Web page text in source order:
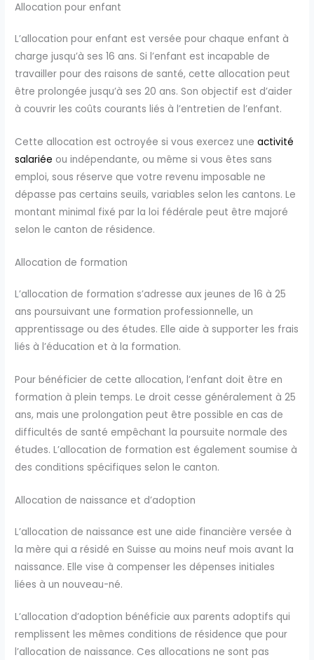
Allocation pour enfant
L’allocation pour enfant est versée pour chaque enfant à
charge jusqu’à ses 16 ans. Si l’enfant est incapable de
travailler pour des raisons de santé, cette allocation peut
être prolongée jusqu’à ses 20 ans. Son objectif est d’aider
à couvrir les coûts courants liés à l’entretien de l’enfant.
Cette allocation est octroyée si vous exercez uneactivité
salariée ou indépendante, ou même si vous êtes sans
emploi, sous réserve que votre revenu imposable ne
dépasse pas certains seuils, variables selon les cantons. Le
montant minimal fixé par la loi fédérale peut être majoré
selon le canton de résidence.
Allocation de formation
L’allocation de formation s’adresse aux jeunes de 16 à 25
ans poursuivant une formation professionnelle, un
apprentissage ou des études. Elle aide à supporter les frais
liés à l’éducation et à la formation.
Pour bénéficier de cette allocation, l’enfant doit être en
formation à plein temps. Le droit cesse généralement à 25
ans, mais une prolongation peut être possible en cas de
difficultés de santé empêchant la poursuite normale des
études. L’allocation de formation est également soumise à
des conditions spécifiques selon le canton.
Allocation de naissance et d’adoption
L’allocation de naissance est une aide financière versée à
la mère qui a résidé en Suisse au moins neuf mois avant la
naissance. Elle vise à compenser les dépenses initiales
liées à un nouveau-né.
L’allocation d’adoption bénéficie aux parents adoptifs qui
remplissent les mêmes conditions de résidence que pour
l’allocation de naissance. Ces allocations ne sont pas